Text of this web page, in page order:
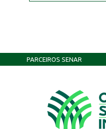
PARCEIROS SENAR